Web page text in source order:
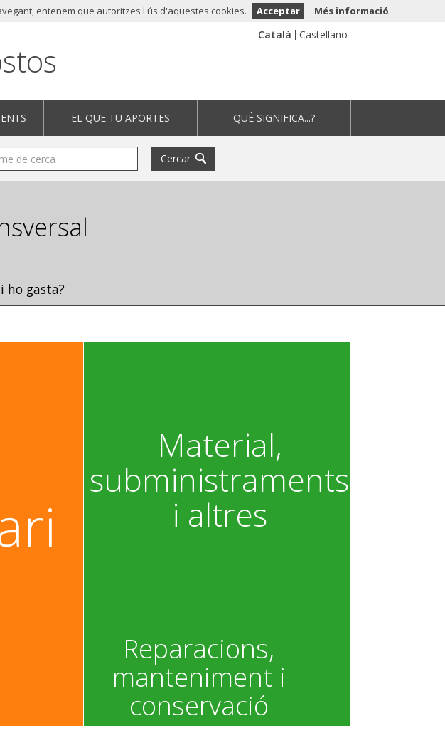
entenem que autoritzes l'ús d'aquestes cookies. Acceptar Més informació
EL QUE TU APORTES QUÈ SIGNIFICA...?
Cercar
ho gasta?
Material,
subministraments
i altres
Reparacions,
manteniment i
conservació